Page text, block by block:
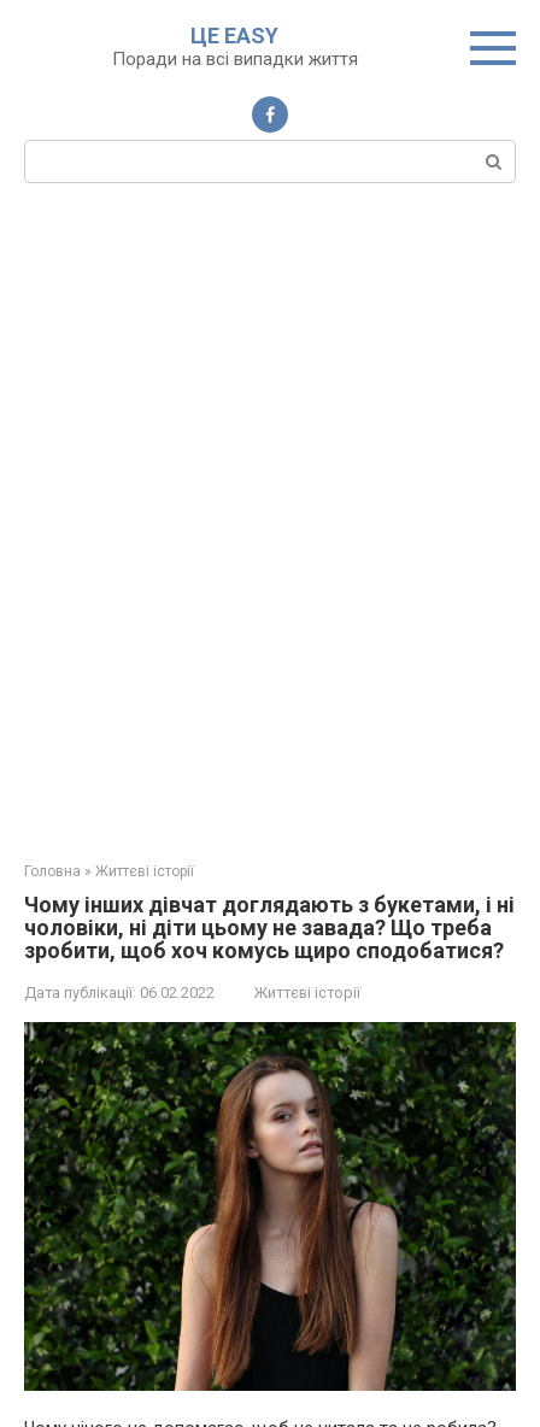
ЦЕ EASY
Поради на всі випадки життя
Пошук:
Головна » Життєві історії
Чому інших дівчат доглядають з букетами, і ні
чоловіки, ні діти цьому не завада? Що треба
зробити, щоб хоч комусь щиро сподобатися?
Дата публікації: 06.02.2022 Життєві історії